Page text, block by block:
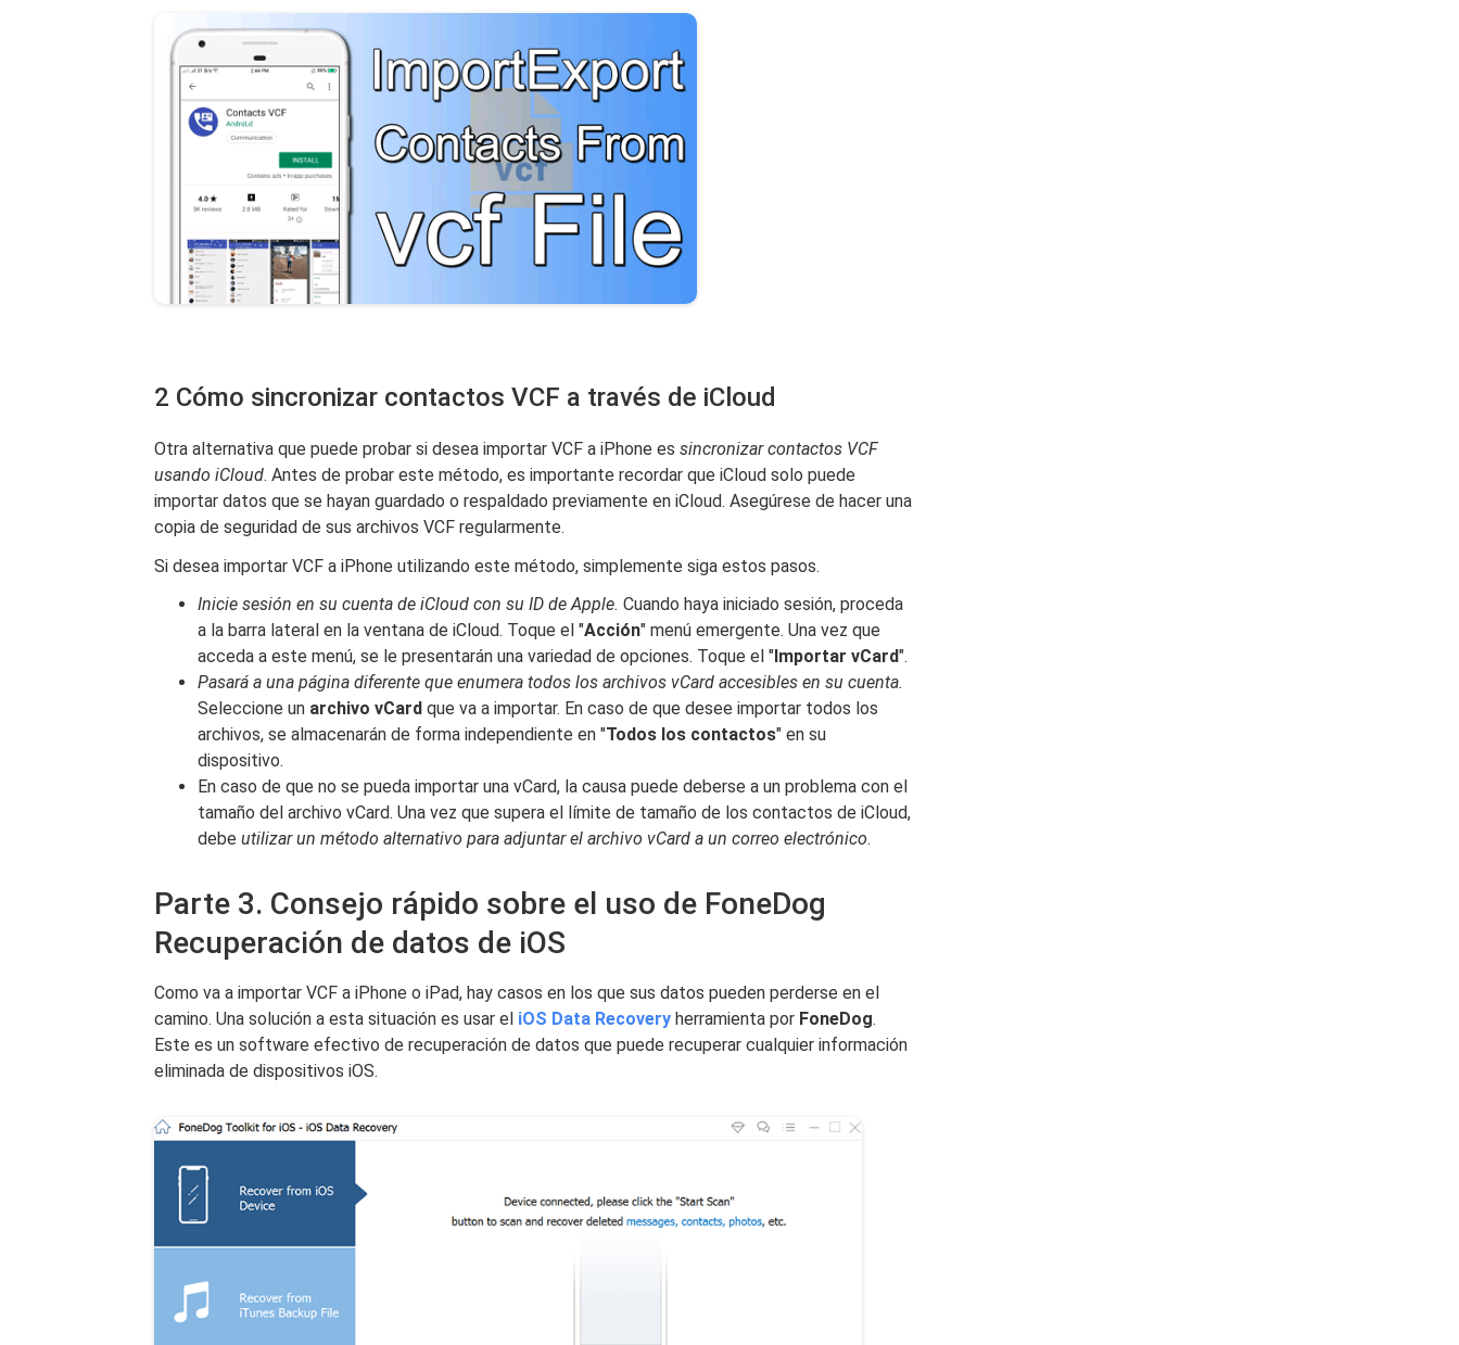
2 Cómo sincronizar contactos VCF a través de iCloud
Otra alternativa que puede probar si desea importar VCF a iPhone es sincronizar contactos VCF
usando iCloud. Antes de probar este método, es importante recordar que iCloud solo puede
importar datos que se hayan guardado o respaldado previamente en iCloud. Asegúrese de hacer una
copia de seguridad de sus archivos VCF regularmente.
Si desea importar VCF a iPhone utilizando este método, simplemente siga estos pasos.
Inicie sesión en su cuenta de iCloud con su ID de Apple. Cuando haya iniciado sesión, proceda
a la barra lateral en la ventana de iCloud. Toque el "Acción" menú emergente. Una vez que
acceda a este menú, se le presentarán una variedad de opciones. Toque el "Importar vCard".
Pasará a una página diferente que enumera todos los archivos vCard accesibles en su cuenta.
Seleccione un archivo vCard que va a importar. En caso de que desee importar todos los
archivos, se almacenarán de forma independiente en "Todos los contactos" en su
dispositivo.
En caso de que no se pueda importar una vCard, la causa puede deberse a un problema con el
tamaño del archivo vCard. Una vez que supera el límite de tamaño de los contactos de iCloud,
debe utilizar un método alternativo para adjuntar el archivo vCard a un correo electrónico.
Parte 3. Consejo rápido sobre el uso de FoneDog
Recuperación de datos de iOS
Como va a importar VCF a iPhone o iPad, hay casos en los que sus datos pueden perderse en el
camino. Una solución a esta situación es usar el iOS Data Recovery herramienta por FoneDog.
Este es un software efectivo de recuperación de datos que puede recuperar cualquier información
eliminada de dispositivos iOS.